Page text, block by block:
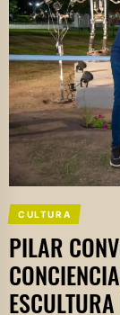
CULTURA
PILAR